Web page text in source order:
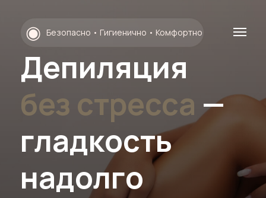
Депиляция
без стресса —
гладкость
надолго
◉ Безопасно • Гигиенично • Комфортно